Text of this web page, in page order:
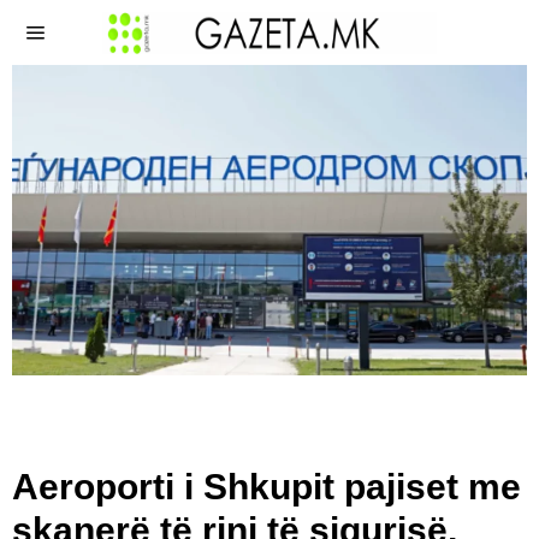
Aeroporti i Shkupit pajiset me
skanerë të rinj të sigurisë,